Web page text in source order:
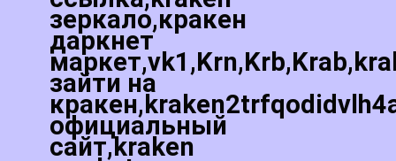
зеркало,кракен
даркнет
зайти на
официальный
сайт,kraken